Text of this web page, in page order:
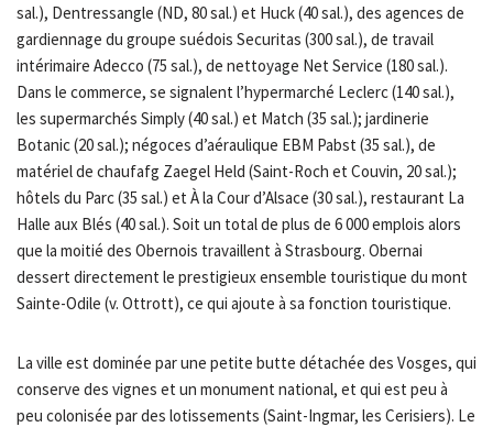
sal.), Dentressangle (ND, 80 sal.) et Huck (40 sal.), des agences de
gardiennage du groupe suédois Securitas (300 sal.), de travail
intérimaire Adecco (75 sal.), de nettoyage Net Service (180 sal.).
Dans le commerce, se signalent l’hypermarché Leclerc (140 sal.),
les supermarchés Simply (40 sal.) et Match (35 sal.); jardinerie
Botanic (20 sal.); négoces d’aéraulique EBM Pabst (35 sal.), de
matériel de chaufafg Zaegel Held (Saint-Roch et Couvin, 20 sal.);
hôtels du Parc (35 sal.) et À la Cour d’Alsace (30 sal.), restaurant La
Halle aux Blés (40 sal.). Soit un total de plus de 6 000 emplois alors
que la moitié des Obernois travaillent à Strasbourg. Obernai
dessert directement le prestigieux ensemble touristique du mont
Sainte-Odile (v. Ottrott), ce qui ajoute à sa fonction touristique.
La ville est dominée par une petite butte détachée des Vosges, qui
conserve des vignes et un monument national, et qui est peu à
peu colonisée par des lotissements (Saint-Ingmar, les Cerisiers). Le